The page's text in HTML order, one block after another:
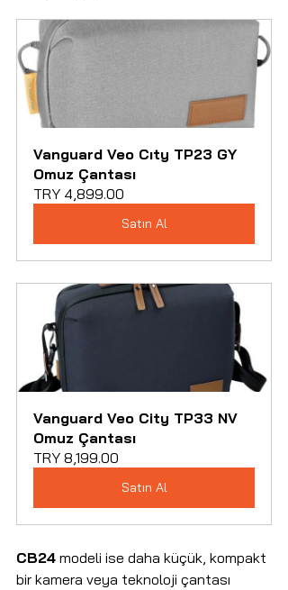
Vanguard Veo Cıty TP23 GY
Omuz Çantası
TRY 4,899.00
Satın Al
Vanguard Veo City TP33 NV
Omuz Çantası
TRY 8,199.00
Satın Al
CB24 modeli ise daha küçük, kompakt
bir kamera veya teknoloji çantası